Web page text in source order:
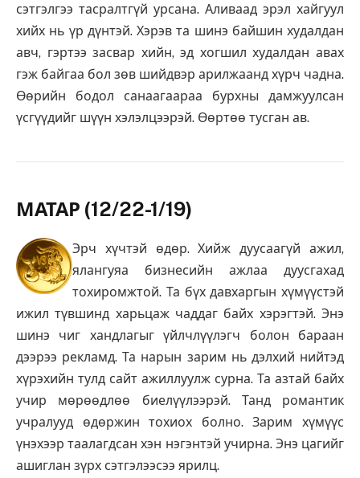
сэтгэлгээ тасралтгүй урсана. Аливаад эрэл хайгуул
хийх нь үр дүнтэй. Хэрэв та шинэ байшин худалдан
авч, гэртээ засвар хийн, эд хогшил худалдан авах
гэж байгаа бол зөв шийдвэр арилжаанд хүрч чадна.
Өөрийн бодол санаагаараа бурхны дамжуулсан
үсгүүдийг шүүн хэлэлцээрэй. Өөртөө тусган ав.
МАТАР (12/22-1/19)
Эрч хүчтэй өдөр. Хийж дуусаагүй ажил,
ялангуяа бизнесийн ажлаа дуусгахад
тохиромжтой. Та бүх давхаргын хүмүүстэй
ижил түвшинд харьцаж чаддаг байх хэрэгтэй. Энэ
шинэ чиг хандлагыг үйлчлүүлэгч болон бараан
дээрээ рекламд. Та нарын зарим нь дэлхий нийтэд
хүрэхийн тулд сайт ажиллуулж сурна. Та азтай байх
учир мөрөөдлөө биелүүлээрэй. Танд романтик
учралууд өдөржин тохиох болно. Зарим хүмүүс
үнэхээр таалагдсан хэн нэгэнтэй учирна. Энэ цагийг
ашиглан зүрх сэтгэлээсээ ярилц.